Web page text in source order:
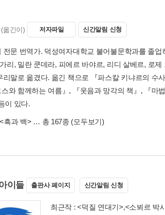
(옮긴이) 저자파일 신간알림 신청
전문 번역가. 덕성여자대학교 불어불문학과를 졸
리, 밀란 쿤데라, 피에르 바야르, 리디 살베르, 로
리말로 옮겼다. 옮긴 책으로 『파스칼 키냐르의 수
와 함께하는 여름』, 『웃음과 망각의 책』, 『마
이 있다.
<흑과 백> … 총 167종 (모두보기)
이들 출판사 페이지 신간알림 신청
최근작 :<덕질 연대기>,<소뵈르 박